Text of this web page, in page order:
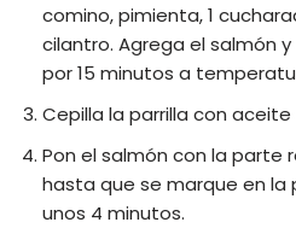
comino, pimienta, 1
cilantro. Agrega el salmón
por 15 minutos a
Cepilla la parrilla con aceite
Pon el salmón con la parte
hasta que se marque en la
unos 4 minutos.